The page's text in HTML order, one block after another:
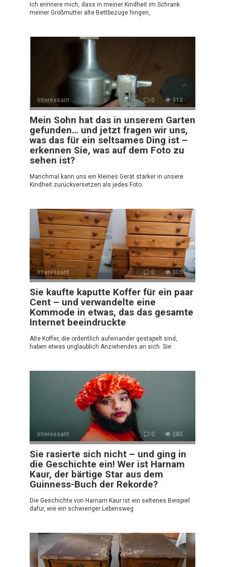
Ich erinnere mich, dass in meiner Kindheit im Schrank
meiner Großmutter alte Bettbezüge hingen,
Interessant 0 313
Mein Sohn hat das in unserem Garten
gefunden… und jetzt fragen wir uns,
was das für ein seltsames Ding ist –
erkennen Sie, was auf dem Foto zu
sehen ist?
Manchmal kann uns ein kleines Gerät stärker in unsere
Kindheit zurückversetzen als jedes Foto.
Interessant 0 305
Sie kaufte kaputte Koffer für ein paar
Cent – und verwandelte eine
Kommode in etwas, das das gesamte
Internet beeindruckte
Alte Koffer, die ordentlich aufeinander gestapelt sind,
haben etwas unglaublich Anziehendes an sich. Sie
Interessant 0 280
Sie rasierte sich nicht – und ging in
die Geschichte ein! Wer ist Harnam
Kaur, der bärtige Star aus dem
Guinness-Buch der Rekorde?
Die Geschichte von Harnam Kaur ist ein seltenes Beispiel
dafür, wie ein schwieriger Lebensweg